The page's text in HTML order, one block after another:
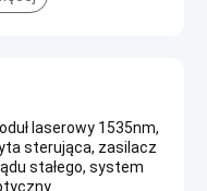
laserowy 1535nm,
sterująca, zasilacz
stałego, system